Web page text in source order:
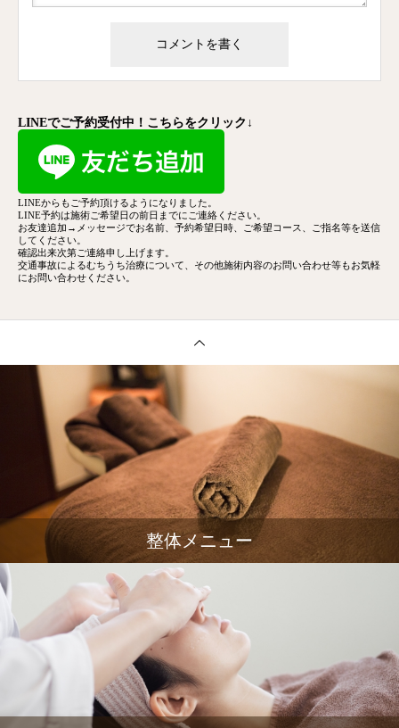
LINEでご予約受付中！こちらをクリック↓
LINEからもご予約頂けるようになりました。
LINE予約は施術ご希望日の前日までにご連絡ください。
お友達追加→メッセージでお名前、予約希望日時、ご希望コース、
ご指名等を送信
してください。
確認出来次第ご連絡申し上げます。
交通事故によるむちうち治療について、その他施術内容のお問い合わせ等もお気軽
にお問い合わせください。
整体メニュー